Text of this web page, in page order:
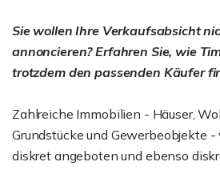
Sie wollen Ihre Verkaufsabsicht
annoncieren? Erfahren Sie, wie
trotzdem den passenden Käufer
Zahlreiche Immobilien - Häuser,
Grundstücke und Gewerbeobjekte
diskret angeboten und ebenso